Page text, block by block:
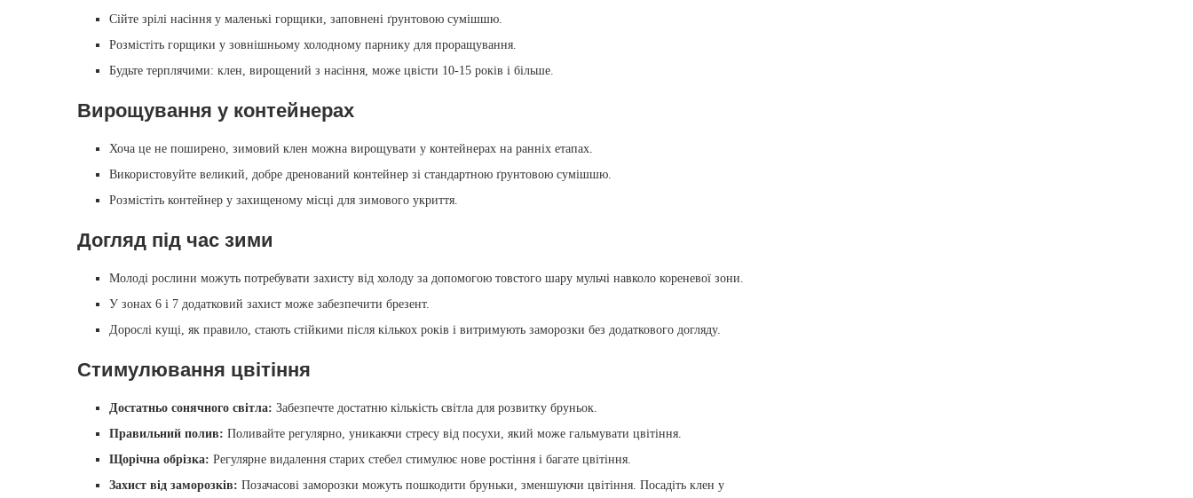
Сійте зрілі насіння у маленькі горщики, заповнені ґрунтовою сумішшю.
Розмістіть горщики у зовнішньому холодному парнику для проращування.
Будьте терплячими: клен, вирощений з насіння, може цвісти 10‑15 років і більше.
Вирощування у контейнерах
Хоча це не поширено, зимовий клен можна вирощувати у контейнерах на ранніх етапах.
Використовуйте великий, добре дренований контейнер зі стандартною ґрунтовою сумішшю.
Розмістіть контейнер у захищеному місці для зимового укриття.
Догляд під час зими
Молоді рослини можуть потребувати захисту від холоду за допомогою товстого шару мульчі навколо кореневої зони.
У зонах 6 і 7 додатковий захист може забезпечити брезент.
Дорослі кущі, як правило, стають стійкими після кількох років і витримують заморозки без додаткового догляду.
Стимулювання цвітіння
Достатньо сонячного світла: Забезпечте достатню кількість світла для розвитку бруньок.
Правильний полив: Поливайте регулярно, уникаючи стресу від посухи, який може гальмувати цвітіння.
Щорічна обрізка: Регулярне видалення старих стебел стимулює нове ростіння і багате цвітіння.
Захист від заморозків: Позачасові заморозки можуть пошкодити бруньки, зменшуючи цвітіння. Посадіть клен у